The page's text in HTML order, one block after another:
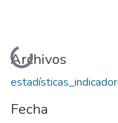
Cargando...
Archivos
Fecha